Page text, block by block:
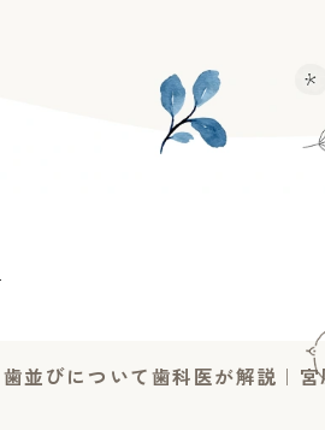
並びについて歯科医が解説｜